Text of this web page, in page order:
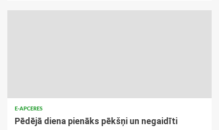
E-APCERES
Pēdējā diena pienāks pēkšņi un negaidīti